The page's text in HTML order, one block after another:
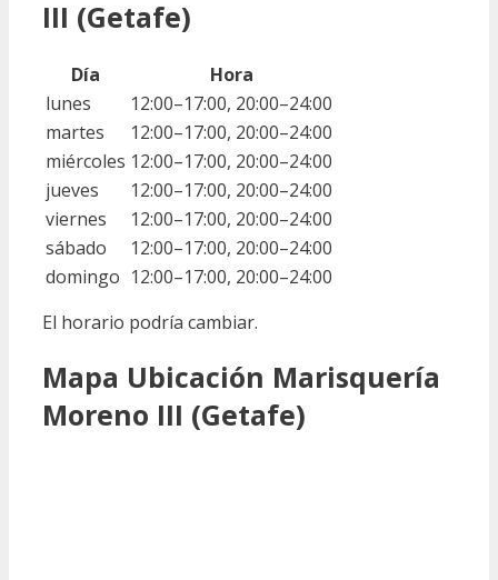
III (Getafe)
Día
Hora
lunes
12:00–17:00, 20:00–24:00
martes
12:00–17:00, 20:00–24:00
miércoles 12:00–17:00, 20:00–24:00
jueves
12:00–17:00, 20:00–24:00
viernes
12:00–17:00, 20:00–24:00
sábado
12:00–17:00, 20:00–24:00
domingo 12:00–17:00, 20:00–24:00
El horario podría cambiar.
Mapa Ubicación Marisquería
Moreno III (Getafe)